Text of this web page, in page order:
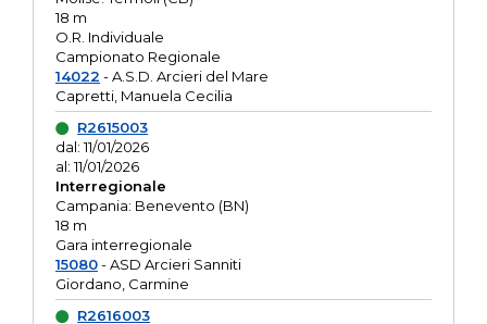
18 m
O.R. Individuale
Campionato Regionale
14022 - A.S.D. Arcieri del Mare
Capretti, Manuela Cecilia
R2615003
dal: 11/01/2026
al: 11/01/2026
Interregionale
Campania: Benevento (BN)
18 m
Gara interregionale
15080- ASD Arcieri Sanniti
Giordano, Carmine
R2616003